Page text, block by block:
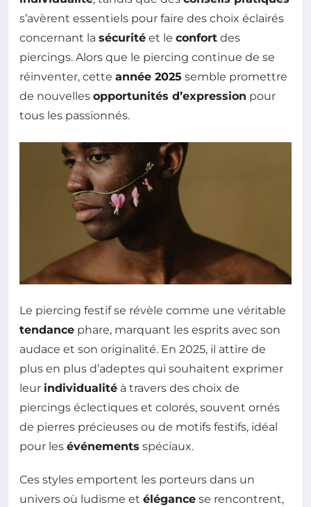
s’avèrent essentiels pour faire des choix éclairés
concernant la sécurité et le confort des
piercings. Alors que le piercing continue de se
réinventer, cette année 2025 semble promettre
de nouvelles opportunités d’expression pour
tous les passionnés.
Le piercing festif se révèle comme une véritable
tendance phare, marquant les esprits avec son
audace et son originalité. En 2025, il attire de
plus en plus d’adeptes qui souhaitent exprimer
leur individualité à travers des choix de
piercings éclectiques et colorés, souvent ornés
de pierres précieuses ou de motifs festifs, idéal
pour les événements spéciaux.
Ces styles emportent les porteurs dans un
univers où ludisme et élégance se rencontrent,